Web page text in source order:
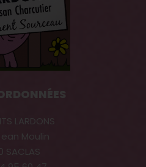
LARDONS
Moulin
SACLAS